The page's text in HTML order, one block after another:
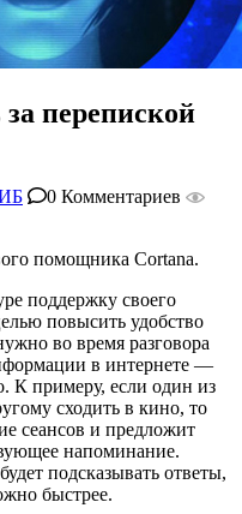
за перепиской
0 Комментариев
помощника Cortana.
поддержку своего
повысить удобство
во время разговора
в интернете —
К примеру, если один из
сходить в кино, то
сеансов и предложит
напоминание.
подсказывать ответы,
быстрее.